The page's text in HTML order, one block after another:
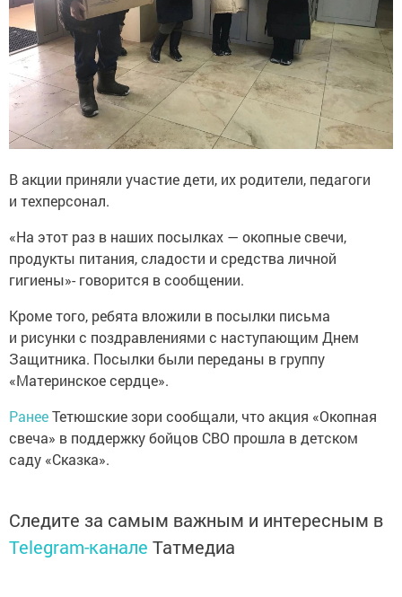
В акции приняли участие дети, их родители, педагоги
и техперсонал.
«На этот раз в наших посылках — окопные свечи,
продукты питания, сладости и средства личной
гигиены»- говорится в сообщении.
Кроме того, ребята вложили в посылки письма
и рисунки с поздравлениями с наступающим Днем
Защитника. Посылки были переданы в группу
«Материнское сердце».
РанееТетюшские зори сообщали, что акция «Окопная
свеча» в поддержку бойцов СВО прошла в детском
саду «Сказка».
Следите за самым важным и интересным в
Telegram-канале Татмедиа